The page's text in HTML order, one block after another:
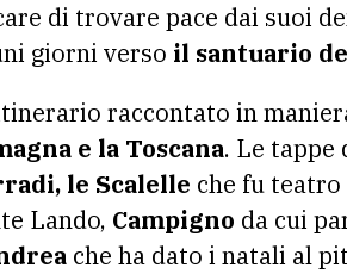
di trovare pace dai suoi
giorni verso il santuario
raccontato in
e la Toscana. Le tappe
le Scalelle che fu
Lando, Campigno da cui
che ha dato i natali al